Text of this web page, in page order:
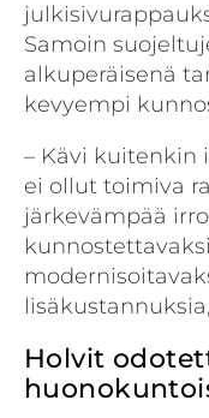
Samoin
alkuperäisenä
kevyempi
– Kävi kuitenkin
ei ollut toimiva
järkevämpää
Holvit